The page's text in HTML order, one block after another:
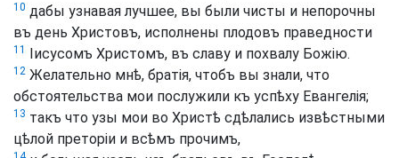
10 дабы узнавая лучшее, вы были чисты и непорочны
въ день Христовъ, исполнены плодовъ праведности
11 Іисусомъ Христомъ, въ славу и похвалу Божію.
12 Желательно мнѣ, братія, чтобъ вы знали, что
обстоятельства мои послужили къ успѣху Евангелія;
13 такъ что узы мои во Христѣ сдѣлались извѣстными
цѣлой преторіи и всѣмъ прочимъ,